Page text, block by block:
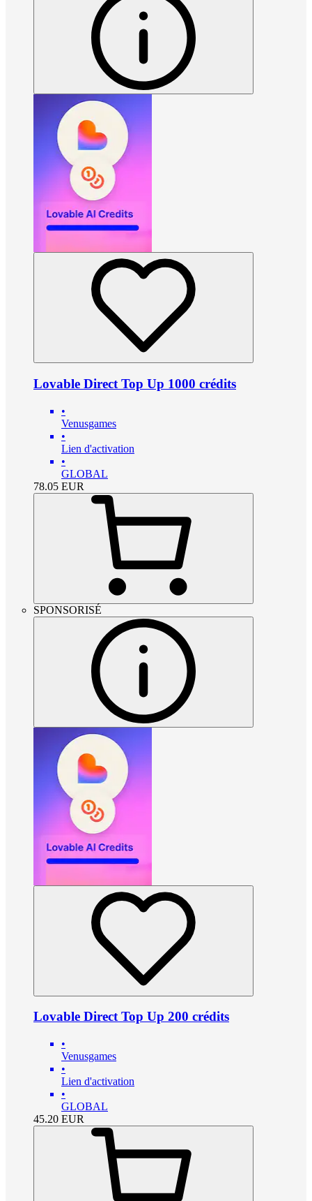
Lovable Direct Top Up 1000 crédits
•
Venusgames
•
Lien d'activation
•
GLOBAL
78.05 EUR
SPONSORISÉ
Lovable Direct Top Up 200 crédits
•
Venusgames
•
Lien d'activation
•
GLOBAL
45.20 EUR